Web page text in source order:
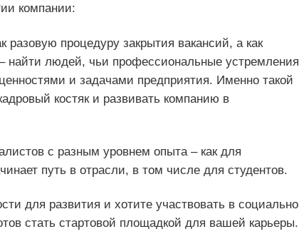
компании:
процедуру закрытия вакансий, а как
людей, чьи профессиональные устремления
и задачами предприятия. Именно такой
костяк и развивать компанию в
с разным уровнем опыта – как для
путь в отрасли, в том числе для студентов.
для развития и хотите участвовать в социально
стать стартовой площадкой для вашей карьеры.